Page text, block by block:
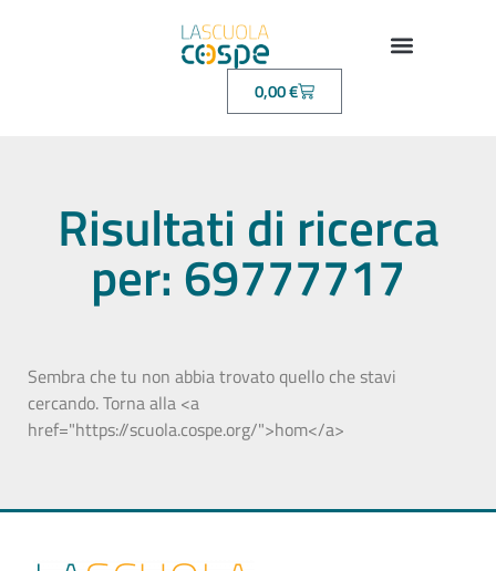
0,00€
Risultati di ricerca
per: 69777717
Sembra che tu non abbia trovato quello che stavi
cercando. Torna alla <a
href="https://scuola.cospe.org/">hom</a>